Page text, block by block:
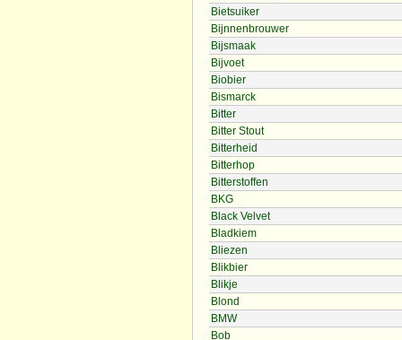
Bietsuiker
Bijnnenbrouwer
Bijsmaak
Bijvoet
Biobier
Bismarck
Bitter
Bitter Stout
Bitterheid
Bitterhop
Bitterstoffen
BKG
Black Velvet
Bladkiem
Bliezen
Blikbier
Blikje
Blond
BMW
Bob